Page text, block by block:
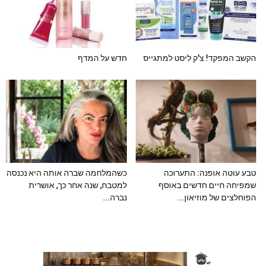
הקשב המפקד! צ'ק ליסט למתגייס חדש על המדף
טבע עוטה אופנה: התערוכה
שמפיחה חיים חדשים באוסף
הפוחלצים של מוזיאון...
כשהמלחמה שברה אותה היא נכנסה
למטבח, שנה אחר כך, אושרית
נברה...